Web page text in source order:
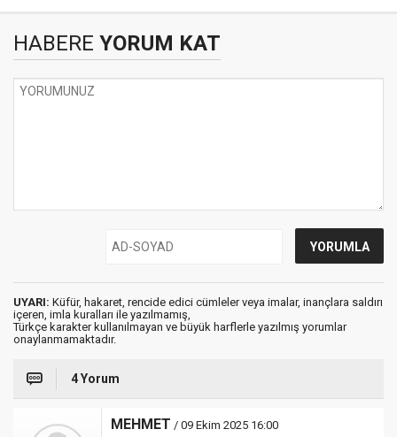
HABERE YORUM KAT
UYARI: Küfür, hakaret, rencide edici cümleler veya imalar, inançlara saldırı
içeren, imla kuralları ile yazılmamış,
Türkçe karakter kullanılmayan ve büyük harflerle yazılmış yorumlar
onaylanmamaktadır.
4 Yorum
MEHMET / 09 Ekim 2025 16:00